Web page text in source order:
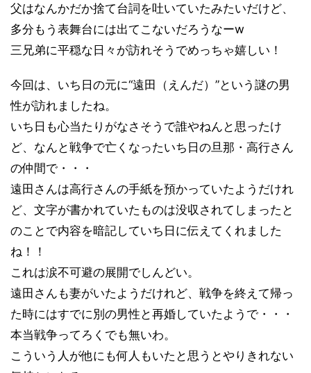
父はなんかだか捨て台詞を吐いていたみたいだけど、
多分もう表舞台には出てこないだろうなーw
三兄弟に平穏な日々が訪れそうでめっちゃ嬉しい！
今回は、いち日の元に“遠田（えんだ）”という謎の男
性が訪れましたね。
いち日も心当たりがなさそうで誰やねんと思ったけ
ど、なんと戦争で亡くなったいち日の旦那・高行さん
の仲間で・・・
遠田さんは高行さんの手紙を預かっていたようだけれ
ど、文字が書かれていたものは没収されてしまったと
のことで内容を暗記していち日に伝えてくれました
ね！！
これは涙不可避の展開でしんどい。
遠田さんも妻がいたようだけれど、戦争を終えて帰っ
た時にはすでに別の男性と再婚していたようで・・・
本当戦争ってろくでも無いわ。
こういう人が他にも何人もいたと思うとやりきれない